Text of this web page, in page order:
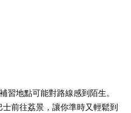
補習地點可能對路線感到陌生。
前往荔景，讓你準時又輕鬆到